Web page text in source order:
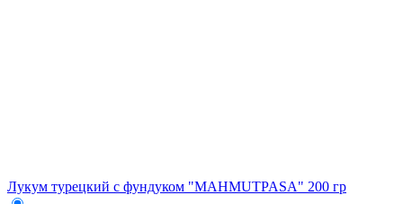
Лукум турецкий с фундуком "MAHMUTPASA" 200 гр